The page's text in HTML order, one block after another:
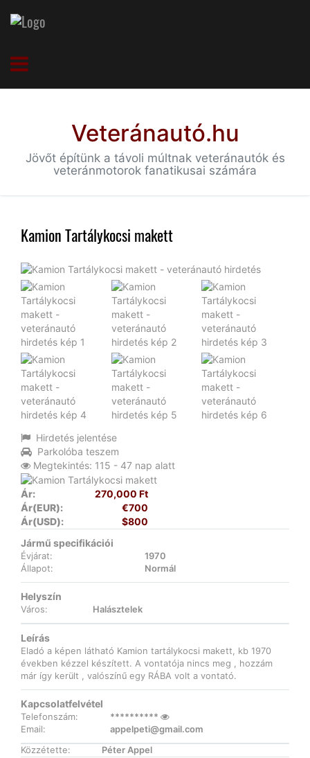
Veteránautó.hu
Jövőt építünk a távoli múltnak veteránautók és
veteránmotorok fanatikusai számára
Kamion Tartálykocsi makett
Hirdetés jelentése
Parkolóba teszem
Megtekintés: 115 - 47 nap alatt
Ár:
270,000 Ft
Ár(EUR):
€700
Ár(USD):
$800
Jármű specifikációi
Évjárat:
1970
Állapot:
Normál
Helyszín
Város: Halásztelek
Leírás
Eladó a képen látható Kamion tartálykocsi makett, kb 1970
években kézzel készített. A vontatója nincs meg , hozzám
már így került , valószínű egy RÁBA volt a vontató.
Kapcsolatfelvétel
Telefonszám:
**********
Email:
appelpeti@gmail.com
Közzétette:
Péter Appel